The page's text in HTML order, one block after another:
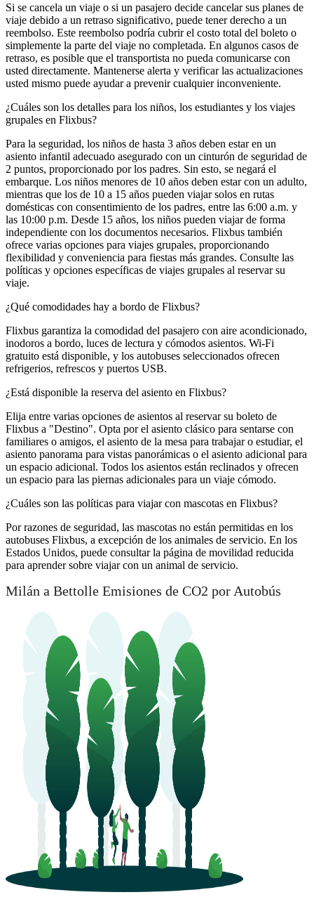
Si se cancela un viaje o si un pasajero decide cancelar sus planes de
viaje debido a un retraso significativo, puede tener derecho a un
reembolso. Este reembolso podría cubrir el costo total del boleto o
simplemente la parte del viaje no completada. En algunos casos de
retraso, es posible que el transportista no pueda comunicarse con
usted directamente. Mantenerse alerta y verificar las actualizaciones
usted mismo puede ayudar a prevenir cualquier inconveniente.
¿Cuáles son los detalles para los niños, los estudiantes y los viajes
grupales en Flixbus?
Para la seguridad, los niños de hasta 3 años deben estar en un
asiento infantil adecuado asegurado con un cinturón de seguridad de
2 puntos, proporcionado por los padres. Sin esto, se negará el
embarque. Los niños menores de 10 años deben estar con un adulto,
mientras que los de 10 a 15 años pueden viajar solos en rutas
domésticas con consentimiento de los padres, entre las 6:00 a.m. y
las 10:00 p.m. Desde 15 años, los niños pueden viajar de forma
independiente con los documentos necesarios. Flixbus también
ofrece varias opciones para viajes grupales, proporcionando
flexibilidad y conveniencia para fiestas más grandes. Consulte las
políticas y opciones específicas de viajes grupales al reservar su
viaje.
¿Qué comodidades hay a bordo de Flixbus?
Flixbus garantiza la comodidad del pasajero con aire acondicionado,
inodoros a bordo, luces de lectura y cómodos asientos. Wi-Fi
gratuito está disponible, y los autobuses seleccionados ofrecen
refrigerios, refrescos y puertos USB.
¿Está disponible la reserva del asiento en Flixbus?
Elija entre varias opciones de asientos al reservar su boleto de
Flixbus a "Destino". Opta por el asiento clásico para sentarse con
familiares o amigos, el asiento de la mesa para trabajar o estudiar, el
asiento panorama para vistas panorámicas o el asiento adicional para
un espacio adicional. Todos los asientos están reclinados y ofrecen
un espacio para las piernas adicionales para un viaje cómodo.
¿Cuáles son las políticas para viajar con mascotas en Flixbus?
Por razones de seguridad, las mascotas no están permitidas en los
autobuses Flixbus, a excepción de los animales de servicio. En los
Estados Unidos, puede consultar la página de movilidad reducida
para aprender sobre viajar con un animal de servicio.
Milán a Bettolle Emisiones de CO2 por Autobús